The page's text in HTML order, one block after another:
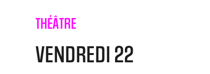
THÉÂTRE
VENDREDI 22